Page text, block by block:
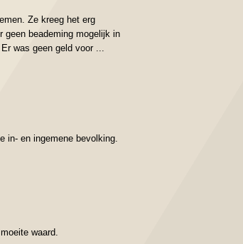
Ze kreeg het erg
geen beademing mogelijk in
was geen geld voor ...
in- en ingemene bevolking.
waard.